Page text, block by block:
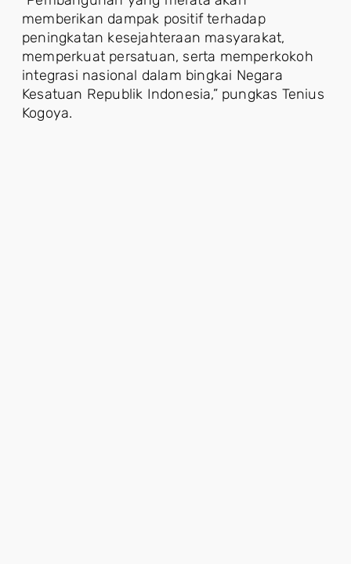
memberikan dampak positif terhadap
peningkatan kesejahteraan masyarakat,
memperkuat persatuan, serta memperkokoh
integrasi nasional dalam bingkai Negara
Kesatuan Republik Indonesia,” pungkas Tenius
Kogoya.